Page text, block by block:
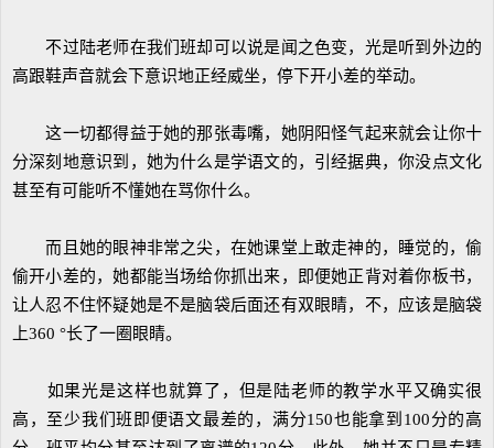
不过陆老师在我们班却可以说是闻之色变，光是听到外边的
高跟鞋声音就会下意识地正经威坐，停下开小差的举动。
这一切都得益于她的那张毒嘴，她阴阳怪气起来就会让你十
分深刻地意识到，她为什么是学语文的，引经据典，你没点文化
甚至有可能听不懂她在骂你什么。
而且她的眼神非常之尖，在她课堂上敢走神的，睡觉的，偷
偷开小差的，她都能当场给你抓出来，即便她正背对着你板书，
让人忍不住怀疑她是不是脑袋后面还有双眼睛，不，应该是脑袋
上360 °长了一圈眼睛。
如果光是这样也就算了，但是陆老师的教学水平又确实很
高，至少我们班即便语文最差的，满分150也能拿到100分的高